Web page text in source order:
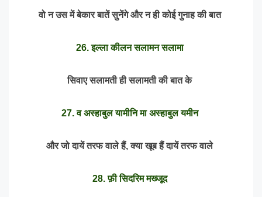
वो न उस में बेकार बातें सुनेंगे और न ही कोई गुनाह की बात
26. इल्ला कीलन सलामन सलामा
सिवाए सलामती ही सलामती की बात के
27. व अस्हाबुल यामीनि मा अस्हाबुल यमीन
और जो दायें तरफ वाले हैं, क्या खूब हैं दायें तरफ वाले
28. फ़ी सिदरिम मख्जूद